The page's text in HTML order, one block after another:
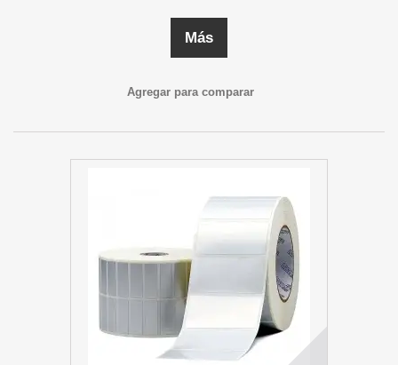
Más
Agregar para comparar